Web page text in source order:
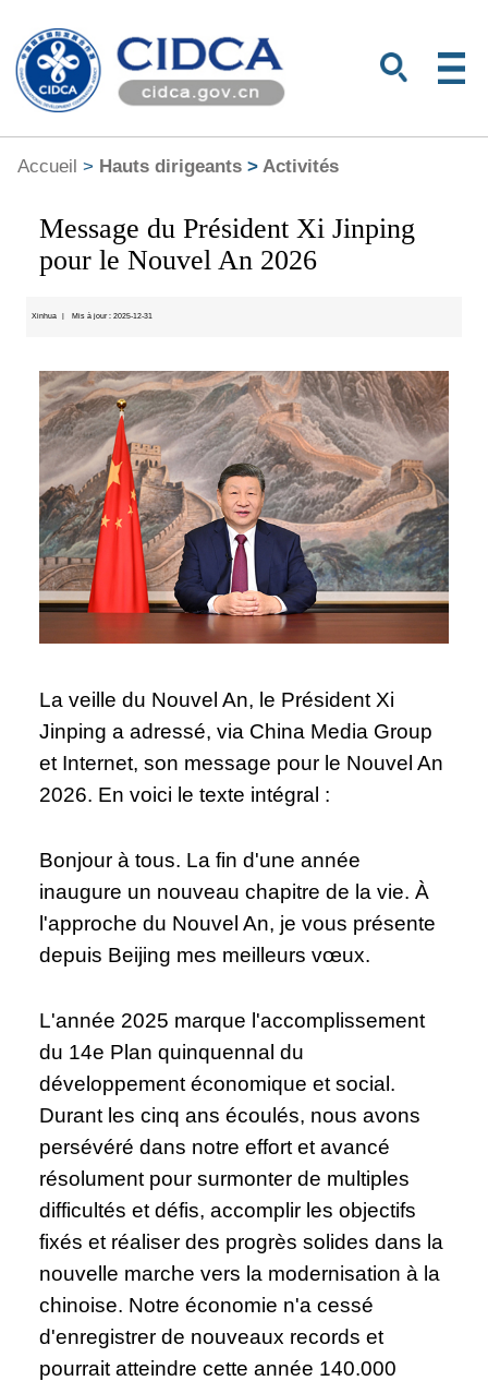
Accueil > Hauts dirigeants> Activités
Message du Président Xi Jinping
pour le Nouvel An 2026
Xinhua | Mis à jour : 2025-12-31
La veille du Nouvel An, le Président Xi
Jinping a adressé, via China Media Group
et Internet, son message pour le Nouvel An
2026. En voici le texte intégral :
Bonjour à tous. La fin d'une année
inaugure un nouveau chapitre de la vie. À
l'approche du Nouvel An, je vous présente
depuis Beijing mes meilleurs vœux.
L'année 2025 marque l'accomplissement
du 14e Plan quinquennal du
développement économique et social.
Durant les cinq ans écoulés, nous avons
persévéré dans notre effort et avancé
résolument pour surmonter de multiples
difficultés et défis, accomplir les objectifs
fixés et réaliser des progrès solides dans la
nouvelle marche vers la modernisation à la
chinoise. Notre économie n'a cessé
d'enregistrer de nouveaux records et
pourrait atteindre cette année 140.000